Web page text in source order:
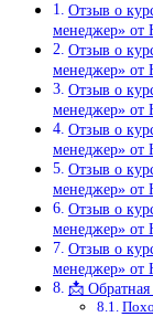
Отзыв о
менеджер» от
Отзыв о
менеджер» от
Отзыв о
менеджер» от
Отзыв о
менеджер» от
Отзыв о
менеджер» от
Отзыв о
менеджер» от
Отзыв о
менеджер» от
📩 Обратная